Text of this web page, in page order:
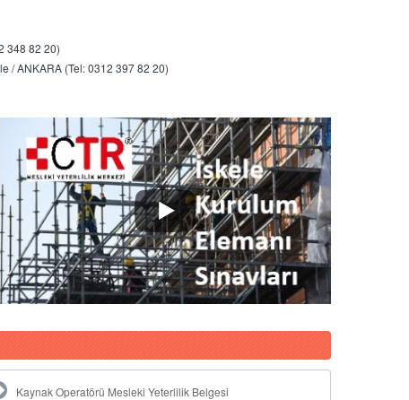
348 82 20)
/ ANKARA (Tel: 0312 397 82 20)
Kaynak Operatörü Mesleki Yeterlilik Belgesi